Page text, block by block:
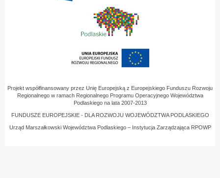
Projekt współfinansowany przez Unię Europejską z Europejskiego Funduszu Rozwoju
Regionalnego w ramach Regionalnego Programu Operacyjnego Województwa
Podlaskiego na lata 2007-2013
FUNDUSZE EUROPEJSKIE - DLA ROZWOJU WOJEWÓDZTWA PODLASKIEGO
Urząd Marszałkowski Województwa Podlaskiego – Instytucja Zarządzająca RPOWP